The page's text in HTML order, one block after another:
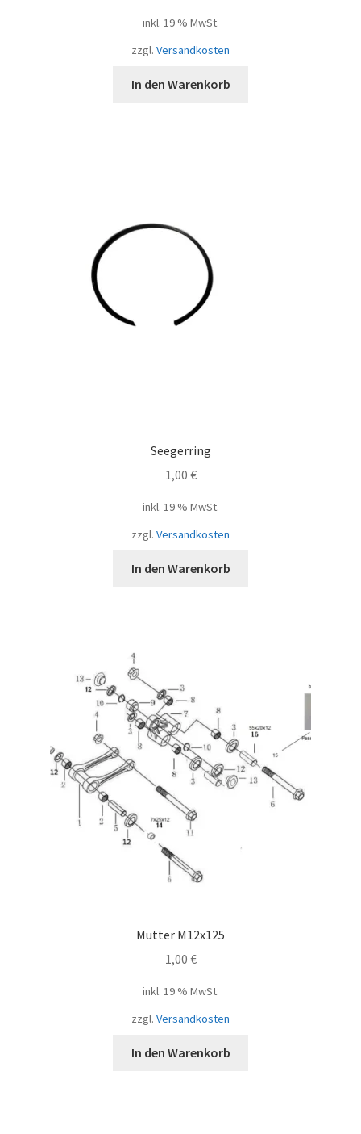
inkl. 19 % MwSt.
zzgl. Versandkosten
In den Warenkorb
Seegerring
1,00 €
inkl. 19 % MwSt.
zzgl. Versandkosten
In den Warenkorb
Mutter M12x125
1,00 €
inkl. 19 % MwSt.
zzgl. Versandkosten
In den Warenkorb